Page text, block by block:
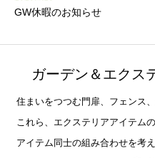
GW休暇のお知らせ
ガーデン＆エクス
住まいをつつむ門扉、フェンス
これら、エクステリアアイテム
アイテム同士の組み合わせを考